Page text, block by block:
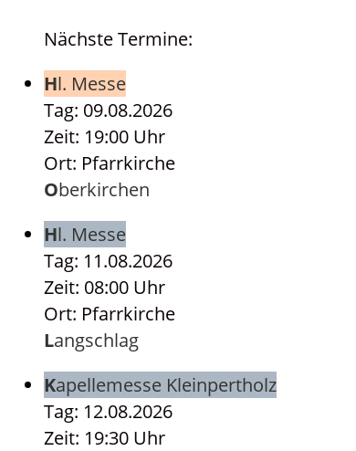
Nächste Termine:
Hl. Messe
Tag: 09.08.2026
Zeit: 19:00 Uhr
Ort: Pfarrkirche
Oberkirchen
Hl. Messe
Tag: 11.08.2026
Zeit: 08:00 Uhr
Ort: Pfarrkirche
Langschlag
Kapellemesse Kleinpertholz
Tag: 12.08.2026
Zeit: 19:30 Uhr